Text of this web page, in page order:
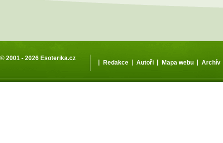
© 2001 - 2026 Esoterika.cz
| Redakce | Autoři | Mapa webu | Archív